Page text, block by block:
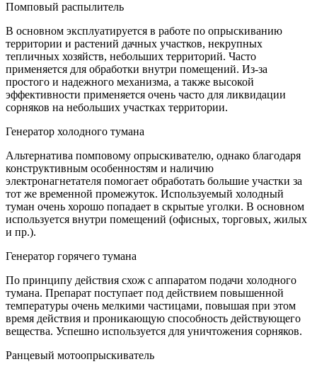
Помповый распылитель
В основном эксплуатируется в работе по опрыскиванию
территории и растений дачных участков, некрупных
тепличных хозяйств, небольших территорий. Часто
применяется для обработки внутри помещений. Из-за
простого и надежного механизма, а также высокой
эффективности применяется очень часто для ликвидации
сорняков на небольших участках территории.
Генератор холодного тумана
Альтернатива помповому опрыскивателю, однако благодаря
конструктивным особенностям и наличию
электронагнетателя помогает обработать большие участки за
тот же временной промежуток. Используемый холодный
туман очень хорошо попадает в скрытые уголки. В основном
используется внутри помещений (офисных, торговых, жилых
и пр.).
Генератор горячего тумана
По принципу действия схож с аппаратом подачи холодного
тумана. Препарат поступает под действием повышенной
температуры очень мелкими частицами, повышая при этом
время действия и проникающую способность действующего
вещества. Успешно используется для уничтожения сорняков.
Ранцевый мотоопрыскиватель